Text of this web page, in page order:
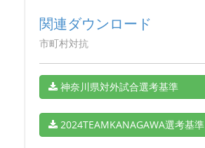
関連ダウンロード
市町村対抗
神奈川県対外試合選考基準
2024TEAMKANAGAWA選考基準